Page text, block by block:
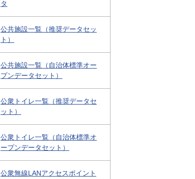
タ
公共施設一覧（推奨データセッ
ト）
公共施設一覧（自治体標準オー
プンデータセット）
公衆トイレ一覧（推奨データセ
ット）
公衆トイレ一覧（自治体標準オ
ープンデータセット）
公衆無線LANアクセスポイント